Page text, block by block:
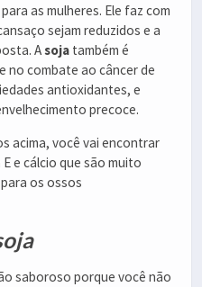
as mulheres. Ele faz com
sejam reduzidos e a
Asoja também é
no combate ao câncer de
antioxidantes, e
precoce.
acima, você vai encontrar
e cálcio que são muito
os ossos
saboroso porque você não